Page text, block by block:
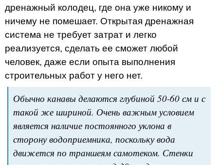
дренажный колодец, где она уже никому и
ничему не помешает. Открытая дренажная
система не требует затрат и легко
реализуется, сделать ее сможет любой
человек, даже если опыта выполнения
строительных работ у него нет.
Обычно канавы делаются глубиной 50-60 см и с
такой же шириной. Очень важным условием
является наличие постоянного уклона в
сторону водоприемника, поскольку вода
движется по траншеям самотеком. Стенки